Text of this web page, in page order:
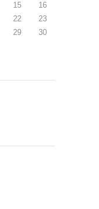
15
16
22
23
29
30